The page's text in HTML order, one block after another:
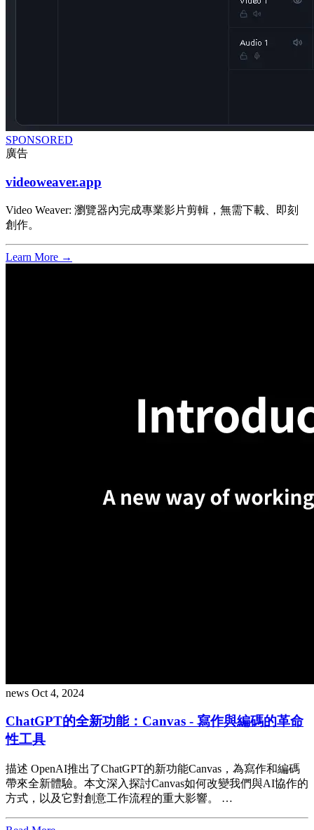
SPONSORED
廣告
videoweaver.app
Video Weaver: 瀏覽器內完成專業影片剪輯，無需下載、即刻
創作。
Learn More →
news Oct 4, 2024
ChatGPT的全新功能：Canvas - 寫作與編碼的革命
性工具
描述 OpenAI推出了ChatGPT的新功能Canvas，為寫作和編碼
帶來全新體驗。本文深入探討Canvas如何改變我們與AI協作的
方式，以及它對創意工作流程的重大影響。 …